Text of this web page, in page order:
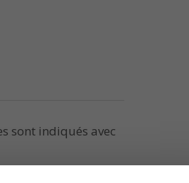
sont indiqués avec